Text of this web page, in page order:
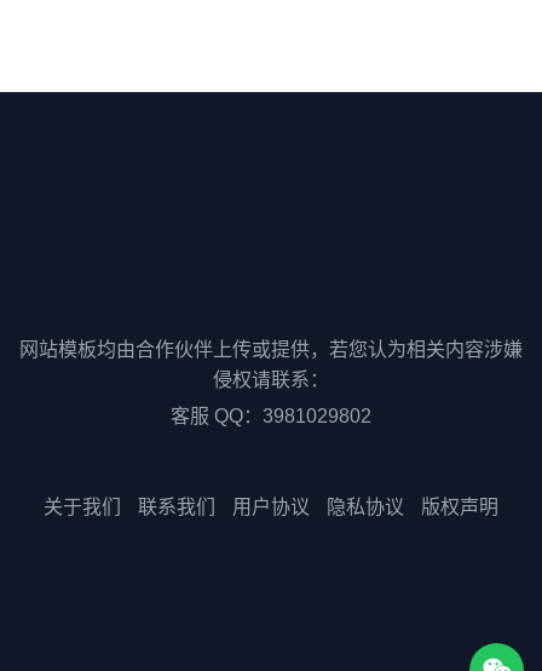
网站模板均由合作伙伴上传或提供，若您认为相关内容涉嫌
侵权请联系：
客服 QQ：3981029802
关于我们 联系我们 用户协议 隐私协议 版权声明